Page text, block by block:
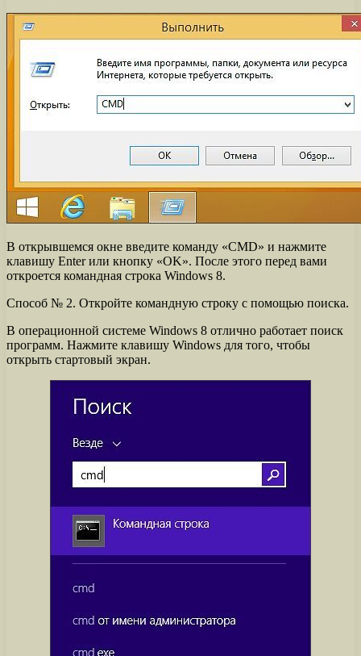
В открывшемся окне введите команду «CMD» и нажмите
клавишу Enter или кнопку «OK». После этого перед вами
откроется командная строка Windows 8.
Способ № 2. Откройте командную строку с помощью поиска.
В операционной системе Windows 8 отлично работает поиск
программ. Нажмите клавишу Windows для того, чтобы
открыть стартовый экран.